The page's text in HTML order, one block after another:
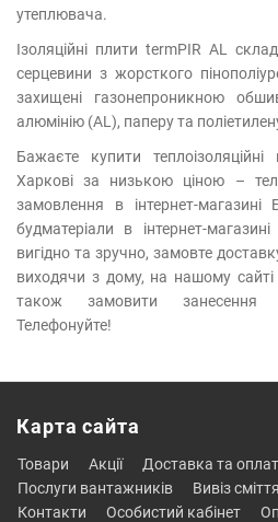
утеплювача.
Ізоляційні плити termPIR AL
серцевини з жорсткого
захищені газонепроникною
алюмінію (AL), паперу та
Бажаєте купити
Харкові за низькою ціною –
замовлення в інтернет-
будматеріали в інтернет-
вигідно та зручно, замовте
виходячи з дому, на нашому
також замовити занесення
Телефонуйте!
Карта сайта
товари акції доставка та
послуги вантажників
вивіз сміття
контакти
особистий кабінет